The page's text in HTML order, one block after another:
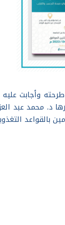
وأجابت عليه
د. محمد عبد
بالقواعد